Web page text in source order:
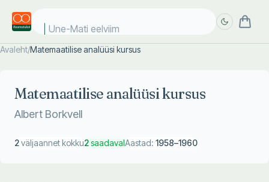
Une-Mati eelviima
Avaleht/Matemaatilise analüüsi kursus
Matemaatilise analüüsi kursus
Albert Borkvell
2väljaannet kokku2saadavalAastad: 1958–1960